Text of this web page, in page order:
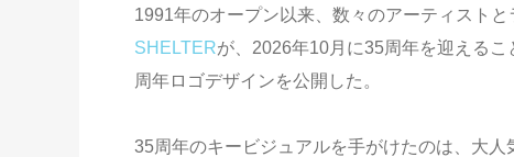
1991年のオープン以来、数々のアーティスト
SHELTERが、2026年10月に35周年を迎える
周年ロゴデザインを公開した。
35周年のキービジュアルを手がけたのは、大